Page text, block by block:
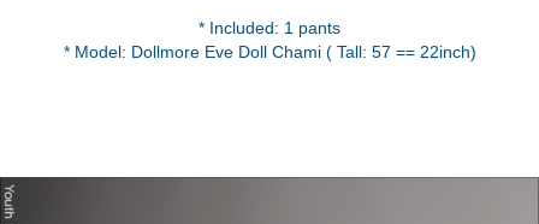
* Included: 1 pants